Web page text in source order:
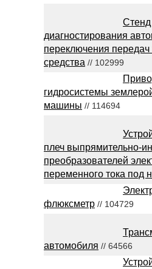
Стенд
диагностирования
переключения передач
средства // 102999
гидросистемы
машины // 114694
плеч выпрямительно-
преобразователей
переменного тока под
флюксметр // 104729
автомобиля // 64566